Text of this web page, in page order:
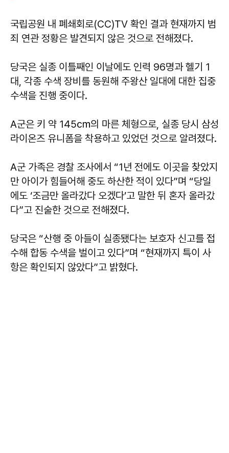
국립공원 내 폐쇄회로(CC)TV 확인 결과 현재까지 범
죄 연관 정황은 발견되지 않은 것으로 전해졌다.
당국은 실종 이틀째인 이날에도 인력 96명과 헬기 1
대, 각종 수색 장비를 동원해 주왕산 일대에 대한 집중
수색을 진행 중이다.
A군은 키 약 145㎝의 마른 체형으로, 실종 당시 삼성
라이온즈 유니폼을 착용하고 있었던 것으로 알려졌다.
A군 가족은 경찰 조사에서 “1년 전에도 이곳을 찾았지
만 아이가 힘들어해 중도 하산한 적이 있다”며 “당일
에도 ‘조금만 올라갔다 오겠다’고 말한 뒤 혼자 올라갔
다”고 진술한 것으로 전해졌다.
당국은 “산행 중 아들이 실종됐다는 보호자 신고를 접
수해 합동 수색을 벌이고 있다”며 “현재까지 특이 사
항은 확인되지 않았다”고 밝혔다.